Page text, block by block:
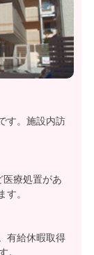
す。施設内訪
医療処置があ
す。
有給休暇取得
。